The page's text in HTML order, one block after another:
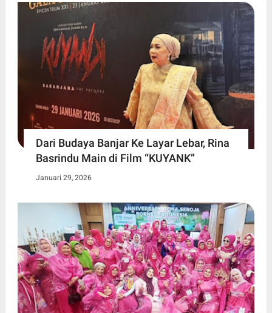
Dari Budaya Banjar Ke Layar Lebar, Rina
Basrindu Main di Film “KUYANK”
Januari 29, 2026